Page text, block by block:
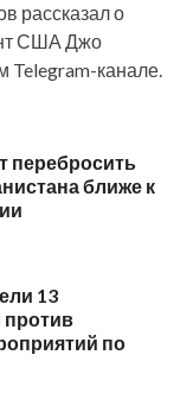
рассказал о
США Джо
Telegram-канале.
перебросить
ближе к
13
против
по